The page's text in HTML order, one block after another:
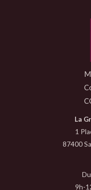
La
1
87400
9h-